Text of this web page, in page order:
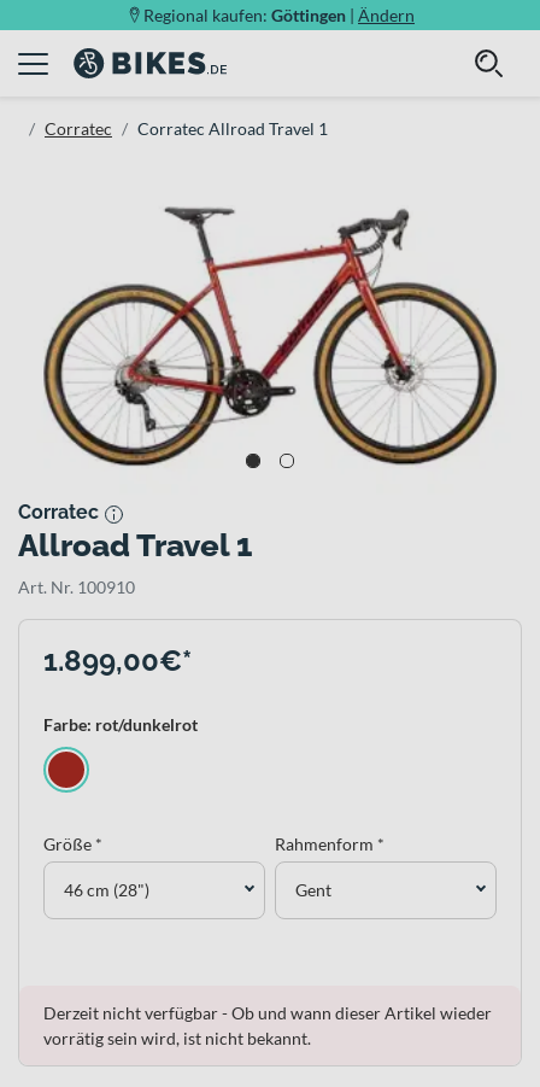
Regional kaufen: Göttingen | Ändern
Corratec Corratec Allroad Travel 1
Corratec
Allroad Travel 1
Art. Nr. 100910
1.899,00€*
Farbe: rot/dunkelrot
Größe *
46 cm (28")
Rahmenform *
Gent
Derzeit nicht verfügbar - Ob und wann dieser Artikel wieder
vorrätig sein wird, ist nicht bekannt.